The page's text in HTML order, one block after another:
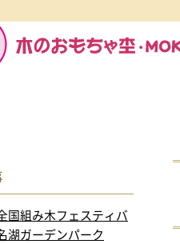
国組み木フェスティバ
湖ガーデンパーク